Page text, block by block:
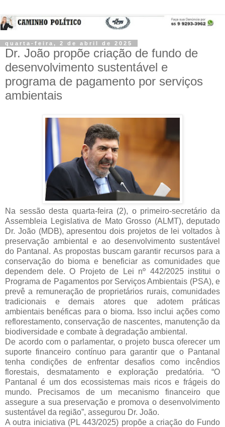
quarta-feira, 2 de abril de 2025
Dr. João propõe criação de fundo de
desenvolvimento sustentável e
programa de pagamento por serviços
ambientais
Na sessão desta quarta-feira (2), o primeiro-secretário da
Assembleia Legislativa de Mato Grosso (ALMT), deputado
Dr. João (MDB), apresentou dois projetos de lei voltados à
preservação ambiental e ao desenvolvimento sustentável
do Pantanal. As propostas buscam garantir recursos para a
conservação do bioma e beneficiar as comunidades que
dependem dele.O Projeto de Lei nº 442/2025 institui o
Programa de Pagamentos por Serviços Ambientais (PSA), e
prevê a remuneração de proprietários rurais, comunidades
tradicionais e demais atores que adotem práticas
ambientais benéficas para o bioma. Isso inclui ações como
reflorestamento, conservação de nascentes, manutenção da
biodiversidade e combate à degradação ambiental.
De acordo com o parlamentar, o projeto busca oferecer um
suporte financeiro contínuo para garantir que o Pantanal
tenha condições de enfrentar desafios como incêndios
florestais, desmatamento e exploração predatória. “O
Pantanal é um dos ecossistemas mais ricos e frágeis do
mundo. Precisamos de um mecanismo financeiro que
assegure a sua preservação e promova o desenvolvimento
sustentável da região”, assegurou Dr. João.
A outra iniciativa (PL 443/2025) propõe a criação do Fundo